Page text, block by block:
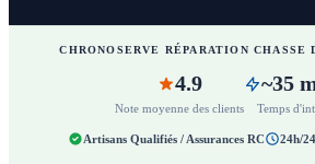
CHRONOSERVE RÉPARATION CHASSE
4.9
Note moyenne des clients
~35
Temps
Artisans Qualifiés / Assurances RC 24h/